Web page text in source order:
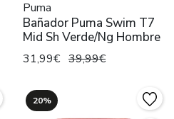
Puma
Bañador Puma Swim T7
Mid Sh Verde/Ng Hombre
31,99€ 39,99€
20%